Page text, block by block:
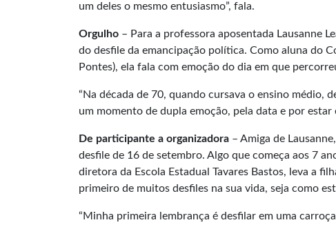
um deles o mesmo entusiasmo”, fala.
Orgulho – Para a professora aposentada Lausanne
do desfile da emancipação política. Como aluna do
Pontes), ela fala com emoção do dia em que
“Na década de 70, quando cursava o ensino médio,
um momento de dupla emoção, pela data e por estar
De participante a organizadora – Amiga de
desfile de 16 de setembro. Algo que começa aos 7
diretora da Escola Estadual Tavares Bastos, leva a
primeiro de muitos desfiles na sua vida, seja como
“Minha primeira lembrança é desfilar em uma